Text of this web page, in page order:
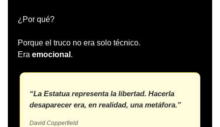
¿Por qué?
Porque el truco no era solo técnico.
Era emocional .
“La Estatua representa la libertad. Hacerla
desaparecer era, en realidad, una metáfora.”
David Copperfield